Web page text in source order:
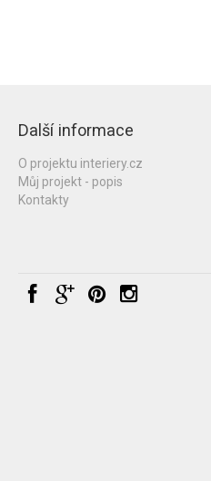
Další informace
O projektu interiery.cz
Můj projekt - popis
Kontakty